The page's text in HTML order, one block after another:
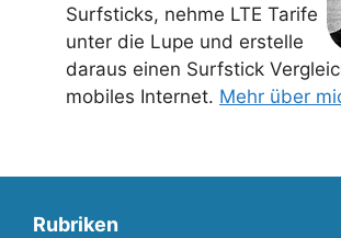
Surfsticks, nehme LTE Tarife
unter die Lupe und erstelle
daraus einen Surfstick
mobiles Internet. Mehr über
Rubriken